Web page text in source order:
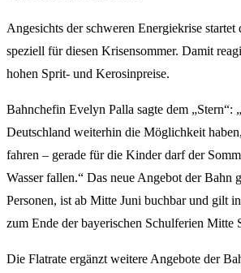
Angesichts der schweren Energiekrise
speziell für diesen Krisensommer. Damit
hohen Sprit- und Kerosinpreise.
Bahnchefin Evelyn Palla sagte dem „Stern“:
Deutschland weiterhin die Möglichkeit
fahren – gerade für die Kinder darf der
Wasser fallen.“ Das neue Angebot der
Personen, ist ab Mitte Juni buchbar und gilt
zum Ende der bayerischen Schulferien Mitte
Die Flatrate ergänzt weitere Angebote der